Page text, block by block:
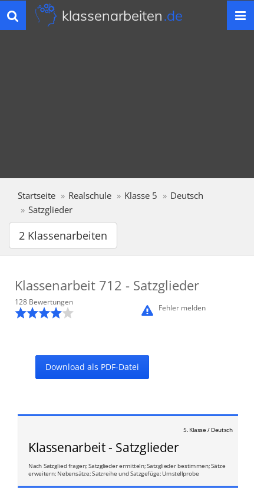
Toggle
navigation
klassenarbeiten.de
Startseite Realschule Klasse 5
Deutsch
Satzglieder
2 Klassenarbeiten
Klassenarbeit 712 - Satzglieder
Fehler melden
128 Bewertungen
Download als PDF-Datei
5. Klasse / Deutsch
Klassenarbeit - Satzglieder
Nach Satzglied fragen; Satzglieder ermitteln; Satzglieder bestimmen; Sätze
erweitern; Nebensätze; Satzreihe und Satzgefüge; Umstellprobe